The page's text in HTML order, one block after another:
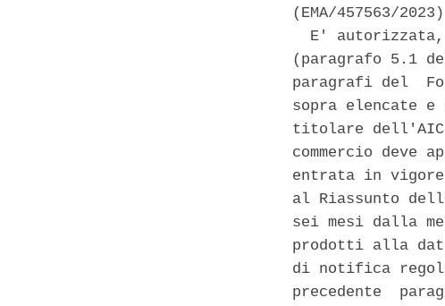
(EMA/457563/
E'
(paragrafo 5.1
paragrafi del
sopra elencate
titolare
commercio
entrata in
al Riassunto
sei mesi dalla
prodotti alla
di notifica
precedente